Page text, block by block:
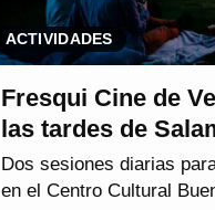
ACTIVIDADES
Fresqui Cine de
las tardes de
Dos sesiones diarias
en el Centro Cultural